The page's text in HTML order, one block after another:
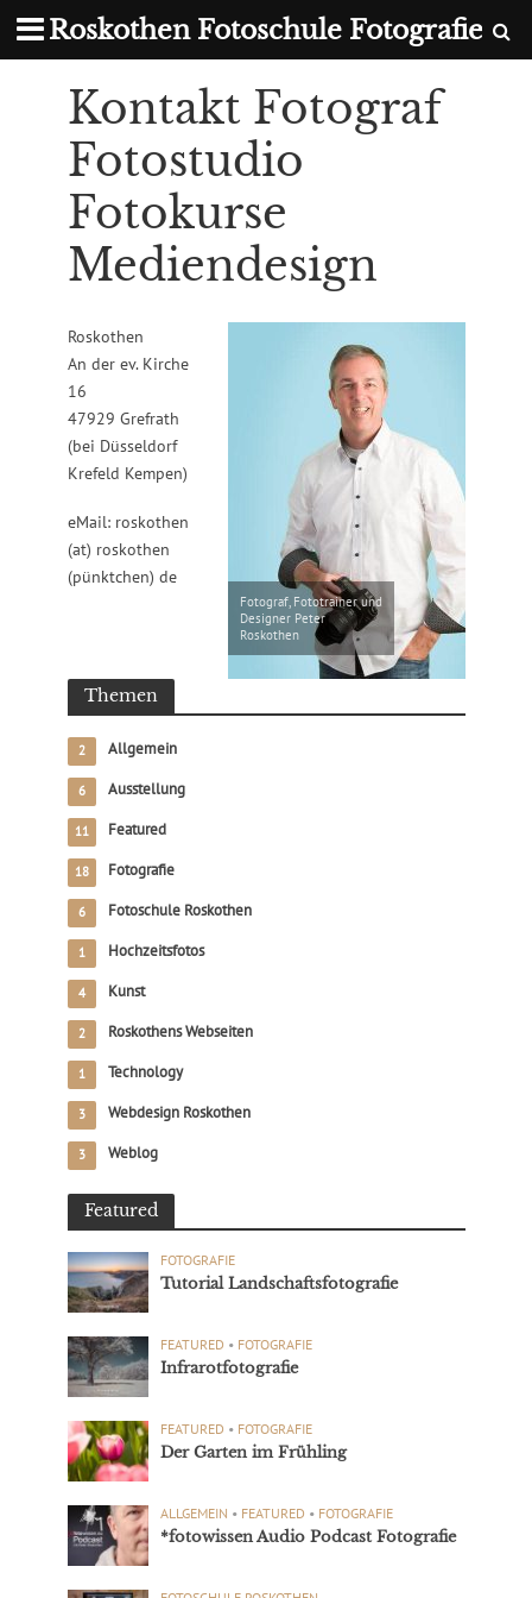
Roskothen Fotoschule Fotografie
Kontakt Fotograf
Fotostudio
Fotokurse
Mediendesign
Fotograf, Fototrainer und
Designer Peter
Roskothen
Roskothen
An der ev. Kirche
16
47929 Grefrath
(bei Düsseldorf
Krefeld Kempen)
eMail: roskothen
(at) roskothen
(pünktchen) de
Themen
Allgemein
2
Ausstellung
6
Featured
11
Fotografie
18
Fotoschule Roskothen
6
Hochzeitsfotos
1
Kunst
4
Roskothens Webseiten
2
Technology
1
Webdesign Roskothen
3
Weblog
3
Featured
FOTOGRAFIE
Tutorial Landschaftsfotografie
FEATURED • FOTOGRAFIE
Infrarotfotografie
FEATURED • FOTOGRAFIE
Der Garten im Frühling
ALLGEMEIN • FEATURED • FOTOGRAFIE
*fotowissen Audio Podcast Fotografie